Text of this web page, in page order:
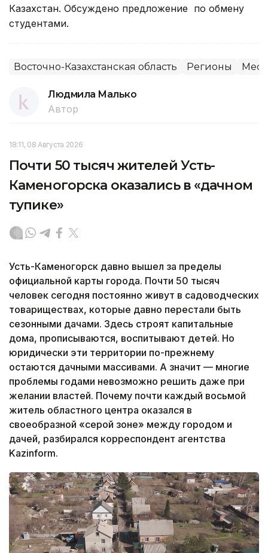
Казахстан. Обсуждено предложение по обмену
студентами.
Восточно-Казахстанская область Регионы
Людмила Малько
Автор
18:11, 08 Августа 2026
Почти 50 тысяч жителей Усть-
Каменогорска оказались в «дачном
тупике»
Усть-Каменогорск давно вышел за пределы
официальной карты города. Почти 50 тысяч
человек сегодня постоянно живут в садоводческих
товариществах, которые давно перестали быть
сезонными дачами. Здесь строят капитальные
дома, прописываются, воспитывают детей. Но
юридически эти территории по-прежнему
остаются дачными массивами. А значит — многие
проблемы годами невозможно решить даже при
желании властей. Почему почти каждый восьмой
житель областного центра оказался в
своеобразной «серой зоне» между городом и
дачей, разбирался корреспондент агентства
Kazinform.